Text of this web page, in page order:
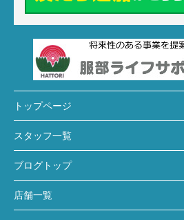
トップページ
スタッフ一覧
ブログトップ
店舗一覧